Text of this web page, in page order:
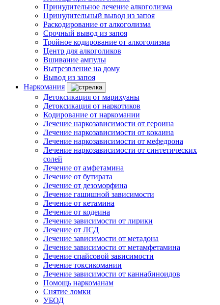
Принудительное лечение алкоголизма
Принудительный вывод из запоя
Раскодирование от алкоголизма
Срочный вывод из запоя
Тройное кодирование от алкоголизма
Центр для алкоголиков
Вшивание ампулы
Вытрезвление на дому
Вывод из запоя
Наркомания
Детоксикация от марихуаны
Детоксикация от наркотиков
Кодирование от наркомании
Лечение наркозависимости от героина
Лечение наркозависимости от кокаина
Лечение наркозависимости от мефедрона
Лечение наркозависимости от синтетических
солей
Лечение от амфетамина
Лечение от бутирата
Лечение от дезоморфина
Лечение гашишной зависимости
Лечение от кетамина
Лечение от кодеина
Лечение зависимости от лирики
Лечение от ЛСД
Лечение зависимости от метадона
Лечение зависимости от метамфетамина
Лечение спайсовой зависимости
Лечение токсикомании
Лечение зависимости от каннабиноидов
Помощь наркоманам
Снятие ломки
УБОД